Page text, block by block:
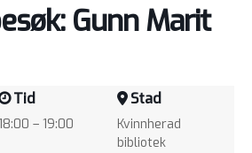
Gunn Marit
Tid
– 19:00
Stad
Kvinnherad
bibliotek